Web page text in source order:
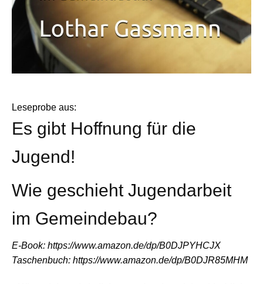
Leseprobe aus:
Es gibt Hoffnung für die
Jugend!
Wie geschieht Jugendarbeit
im Gemeindebau?
E-Book: https://www.amazon.de/dp/B0DJPYHCJX
Taschenbuch: https://www.amazon.de/dp/B0DJR85MHM